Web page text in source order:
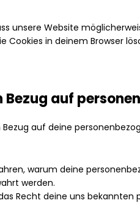
unsere Website
Cookies in deinem Browser
Bezug auf
auf deine
warum deine
werden.
Recht deine uns bekannten